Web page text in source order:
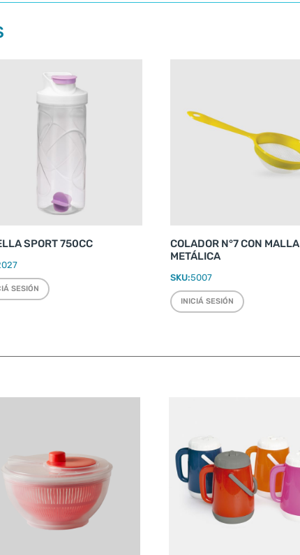
SPORT 750CC
SESIÓN
COLADOR N°7 CON MALLA
METÁLICA
SKU:5007
INICIÁ SESIÓN